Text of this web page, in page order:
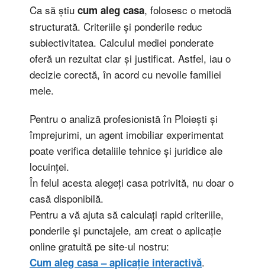
Ca să știu cum aleg casa, folosesc o metodă
structurată. Criteriile și ponderile reduc
subiectivitatea. Calculul mediei ponderate
oferă un rezultat clar și justificat. Astfel, iau o
decizie corectă, în acord cu nevoile familiei
mele.
Pentru o analiză profesionistă în Ploiești și
împrejurimi, un agent imobiliar experimentat
poate verifica detaliile tehnice și juridice ale
locuinței.
În felul acesta alegeți casa potrivită, nu doar o
casă disponibilă.
Pentru a vă ajuta să calculați rapid criteriile,
ponderile și punctajele, am creat o aplicație
online gratuită pe site-ul nostru:
Cum aleg casa – aplicație interactivă.